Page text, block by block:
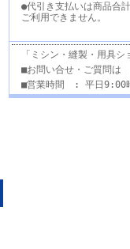
●代引き支払いは商品合
ご利用できません。
「ミシン・縫製・用具シ
■お問い合せ・ご質問
■営業時間 : 平日9:00